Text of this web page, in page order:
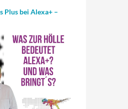
Plus bei Alexa+ –